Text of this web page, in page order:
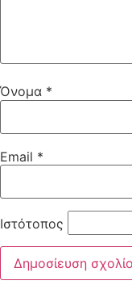
Όνομα *
Email *
Ιστότοπος